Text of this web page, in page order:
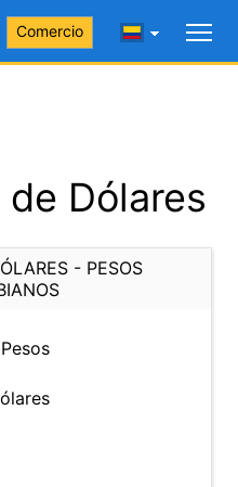
Comercio
Dólares
- PESOS